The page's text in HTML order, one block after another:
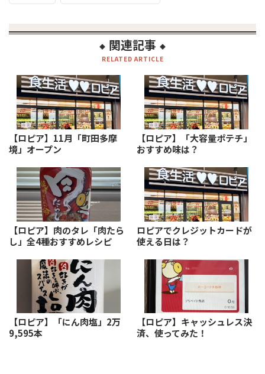
◆ 関連記事 ◆
RELATED ARTICLE
【ロピア】11月「町田多摩
境」オープン
【ロピア】「大容量ポテチ」
おすすめ味は？
【ロピア】肉のタレ「肉たら
し」全4種おすすめレシピ
ロピアでクレジットカードが
使える日は？
【ロピア】「にん肉塩」2万
9,595本
【ロピア】キャッシュレス決
済、使ってみた！